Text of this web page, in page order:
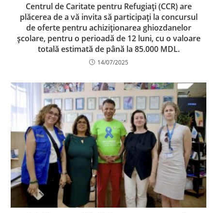
Centrul de Caritate pentru Refugiați (CCR) are
plăcerea de a vă invita să participați la concursul
de oferte pentru achiziționarea ghiozdanelor
școlare, pentru o perioadă de 12 luni, cu o valoare
totală estimată de până la 85.000 MDL.
14/07/2025